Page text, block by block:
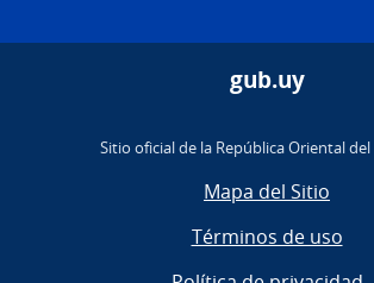
gub.uy
Sitio oficial de la República Oriental
Mapa del Sitio
Términos de uso